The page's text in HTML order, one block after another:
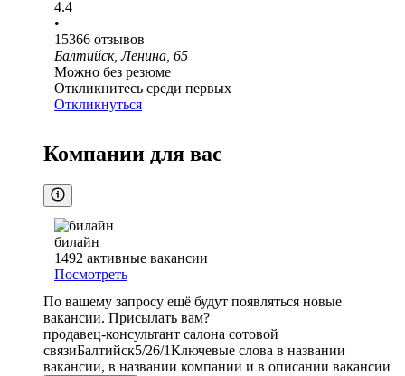
4.4
•
15366 отзывов
Балтийск, Ленина, 65
Можно без резюме
Откликнитесь среди первых
Откликнуться
Компании для вас
билайн
1492 активные вакансии
Посмотреть
По вашему запросу ещё будут появляться новые
вакансии. Присылать вам?
продавец-консультант салона сотовой
связиБалтийск5/26/1Ключевые слова в названии
вакансии, в названии компании и в описании вакансии